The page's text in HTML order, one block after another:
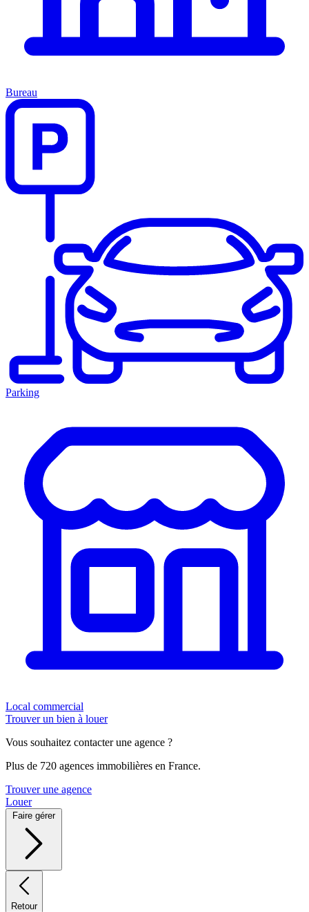
Bureau
Parking
Local commercial
Trouver un bien à louer
Vous souhaitez contacter une agence ?
Plus de 720 agences immobilières en France.
Trouver une agence
Louer
Faire gérer
Retour